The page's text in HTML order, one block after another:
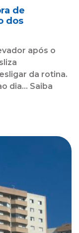
de
dos
após o
da rotina.
dia... Saiba